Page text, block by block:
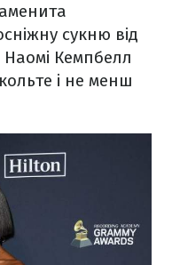
сукню від
Кемпбелл
і не менш